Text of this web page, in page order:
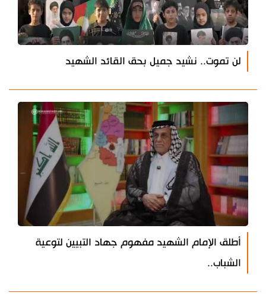
لن تموت.. نشيد جميل بحق القائد الشهيد
أطلق الإمام الشهيد مفهوم جهاد التبيين لتوعية
الشباب..